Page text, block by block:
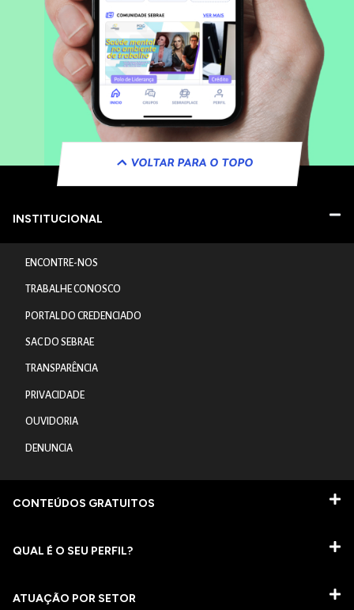
VOLTAR PARA O TOPO
INSTITUCIONAL
ENCONTRE-NOS
TRABALHE CONOSCO
PORTAL DO CREDENCIADO
SAC DO SEBRAE
TRANSPARÊNCIA
PRIVACIDADE
OUVIDORIA
DENUNCIA
CONTEÚDOS GRATUITOS
QUAL É O SEU PERFIL?
ATUAÇÃO POR SETOR